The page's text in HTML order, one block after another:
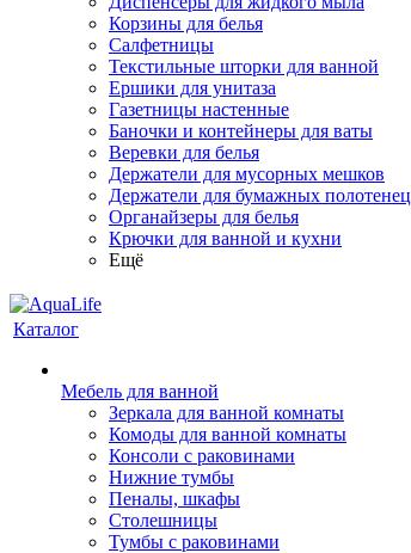
Корзины для белья
Салфетницы
Текстильные шторки для ванной
Ершики для унитаза
Газетницы настенные
Баночки и контейнеры для ваты
Веревки для белья
Держатели для мусорных мешков
Держатели для бумажных полотенец
Органайзеры для белья
Крючки для ванной и кухни
Ещё
Каталог
Мебель для ванной
Зеркала для ванной комнаты
Комоды для ванной комнаты
Консоли с раковинами
Нижние тумбы
Пеналы, шкафы
Столешницы
Тумбы с раковинами